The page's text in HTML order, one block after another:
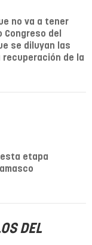
no va a tener
del
se diluyan las
de la
esta etapa
DEL